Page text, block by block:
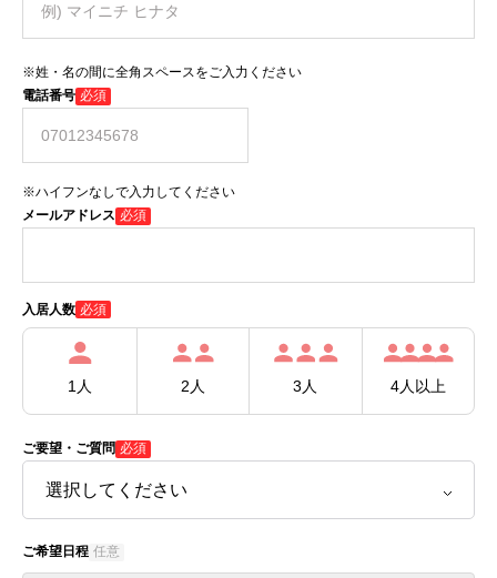
※姓・名の間に全角スペースをご入力ください
電話番号 必須
※ハイフンなしで入力してください
メールアドレス 必須
入居人数 必須
1人 2人 3人 4人以上
ご要望・ご質問 必須
ご希望日程 任意